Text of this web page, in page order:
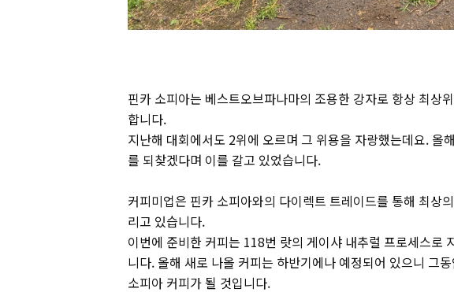
핀카 소피아는 베스트오브파나마의 조용한 강자로 항상 최상
합니다.
지난해 대회에서도 2위에 오르며 그 위용을 자랑했는데요. 올
를 되찾겠다며 이를 갈고 있었습니다.
커피미업은 핀카 소피아와의 다이렉트 트레이드를 통해 최상
리고 있습니다.
이번에 준비한 커피는 118번 랏의 게이샤 내추럴 프로세스로
니다. 올해 새로 나올 커피는 하반기에나 예정되어 있으니 그
소피아 커피가 될 것입니다.